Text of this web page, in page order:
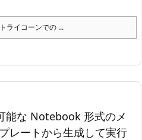
トライコーンでの ...
能な Notebook 形式のメ
レートから生成して実行